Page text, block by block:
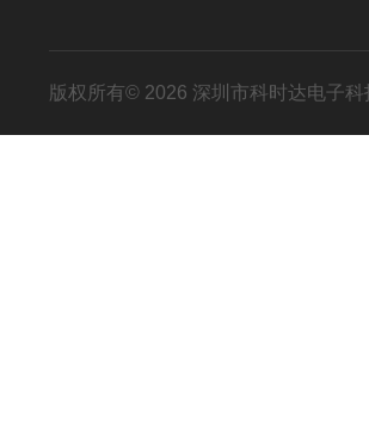
版权所有© 2026 深圳市科时达电子